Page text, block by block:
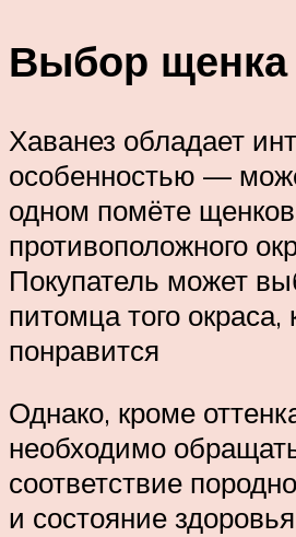
Выбор щенка
Хаванез обладает
особенностью —
одном помёте
противоположного
Покупатель может
питомца того окраса,
понравится
Однако, кроме
необходимо
соответствие
и состояние